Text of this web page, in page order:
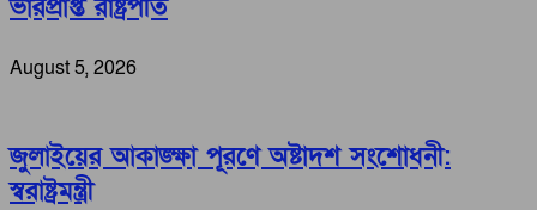
ভারপ্রাপ্ত রাষ্ট্রপতি
August 5, 2026
জুলাইয়ের আকাঙ্ক্ষা পূরণে অষ্টাদশ সংশোধনী:
স্বরাষ্ট্রমন্ত্রী